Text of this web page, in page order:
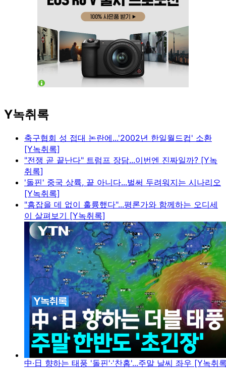
Y녹취록
축구협회 성 접대 논란에...'2002년 한일월드컵' 소환
[Y녹취록]
"전쟁 곧 끝난다" 트럼프 장담...이번엔 진짜일까? [Y녹
취록]
'돌핀' 중국 상륙, 끝 아니다...벌써 두려워지는 시나리오
[Y녹취록]
"흠잡을 데 없이 훌륭했다"...평론가와 함께하는 오디세
이 살펴보기 [Y녹취록]
中·日 향하는 태풍 '돌핀'·'찬홈'...주말 날씨 좌우 [Y녹취